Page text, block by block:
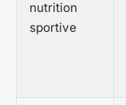
nutrition
sportive